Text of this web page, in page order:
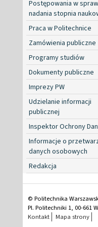
Postępowania w
nadania stopnia
Praca w Politechnice
Zamówienia publiczne
Programy studiów
Dokumenty publiczne
Imprezy PW
Udzielanie informacji
publicznej
Inspektor Ochrony
Informacje o
danych osobowych
Redakcja
© Politechnika
Pl. Politechniki 1, 00-661
Kontakt
Mapa strony